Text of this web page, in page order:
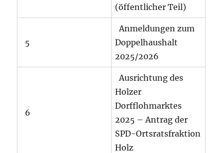
(öffentlicher Teil)
5
Anmeldungen zum
Doppelhaushalt
2025/2026
6
Ausrichtung des
Holzer
Dorfflohmarktes
2025 – Antrag der
SPD-Ortsratsfraktion
Holz